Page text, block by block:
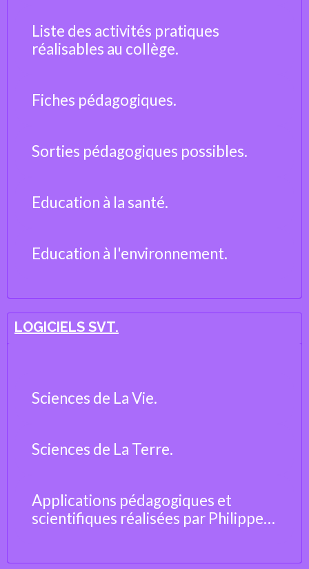
Liste des activités pratiques
réalisables au collège.
Fiches pédagogiques.
Sorties pédagogiques possibles.
Education à la santé.
Education à l'environnement.
LOGICIELS SVT.
Sciences de La Vie.
Sciences de La Terre.
Applications pédagogiques et
scientifiques réalisées par Philippe